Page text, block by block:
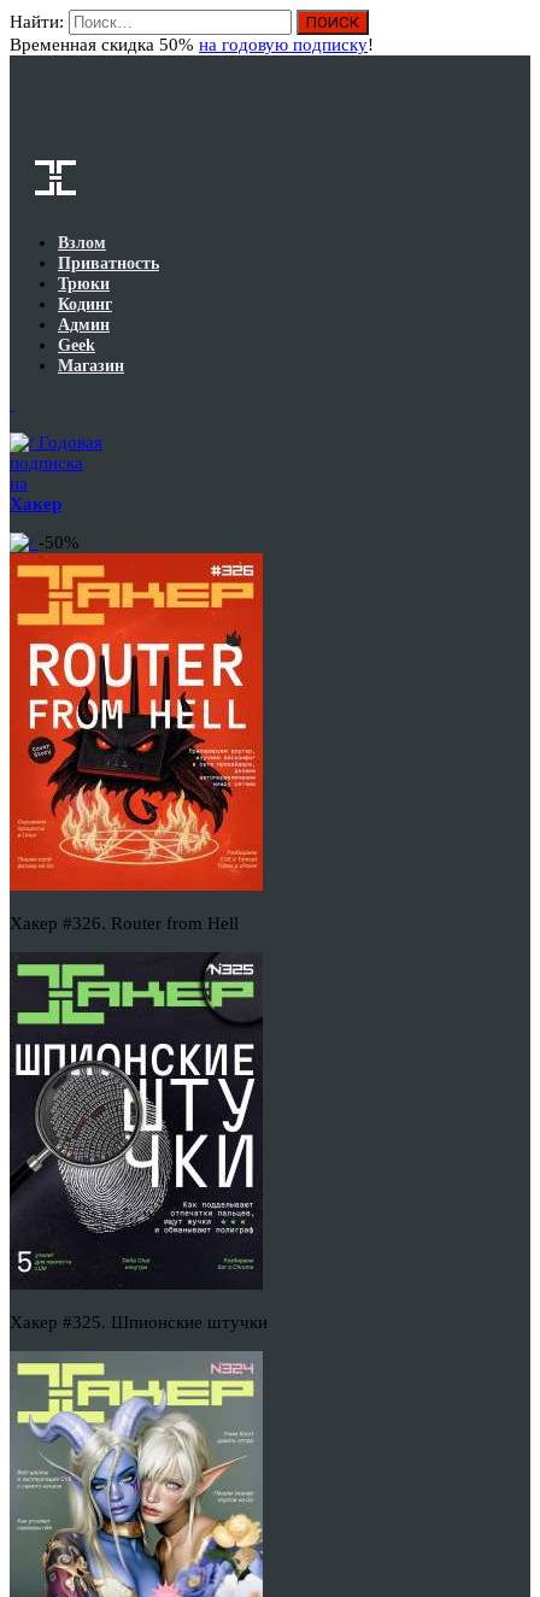
Найти:
Временная скидка 50% на годовую подписку!
Взлом
Приватность
Трюки
Кодинг
Админ
Geek
Магазин
Годовая
подписка
на
Хакер
-50%
Хакер #326. Router from Hell
Хакер #325. Шпионские штучки